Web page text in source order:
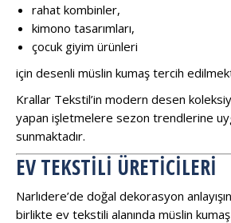
rahat kombinler,
kimono tasarımları,
çocuk giyim ürünleri
için desenli müslin kumaş tercih
Krallar Tekstil’in modern desen
yapan işletmelere sezon trendlerine
sunmaktadır.
EV TEKSTILI ÜRETICILERI
Narlıdere’de doğal dekorasyon
birlikte ev tekstili alanında müslin kumaş